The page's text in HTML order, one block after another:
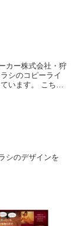
カー株式会社・狩
シのデザインを